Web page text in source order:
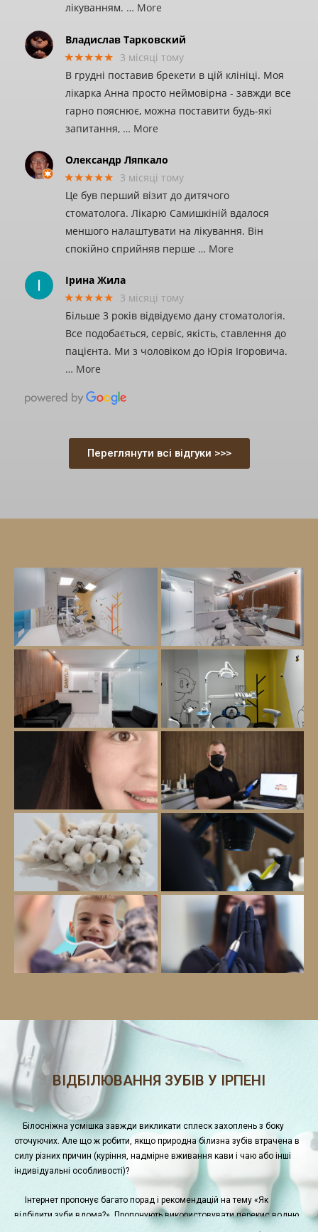
лікуванням. … More
Владислав Тарковский
★★★★★
3 місяці тому
В грудні поставив брекети в цій клініці. Моя
лікарка Анна просто неймовірна - завжди все
гарно пояснює, можна поставити будь-які
запитання, … More
Олександр Ляпкало
★★★★★
3 місяці тому
Це був перший візит до дитячого
стоматолога. Лікарю Самишкіній вдалося
меншого налаштувати на лікування. Він
спокійно сприйняв перше … More
Ірина Жила
★★★★★
3 місяці тому
Більше 3 років відвідуємо дану стоматологія.
Все подобається, сервіс, якість, ставлення до
пацієнта. Ми з чоловіком до Юрія Ігоровича.
… More
Переглянути всі відгуки >>>
ВІДБІЛЮВАННЯ ЗУБІВ У ІРПЕНІ
Білосніжна усмішка завжди викликати сплеск захоплень з боку
оточуючих. Але що ж робити, якщо природна білизна зубів втрачена в
силу різних причин (куріння, надмірне вживання кави і чаю або інші
індивідуальні особливості)?
Інтернет пропонує багато порад і рекомендацій на тему «Як
відбілити зуби вдома?». Пропонують використовувати перекис водню,